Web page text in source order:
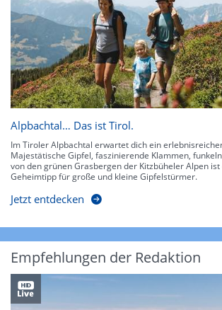
Alpbachtal… Das ist Tirol.
Im Tiroler Alpbachtal erwartet dich ein
Majestätische Gipfel, faszinierende Klammen,
von den grünen Grasbergen der Kitzbüheler Alpen
Geheimtipp für große und kleine Gipfelstürmer.
Jetzt entdecken
Empfehlungen der Redaktion